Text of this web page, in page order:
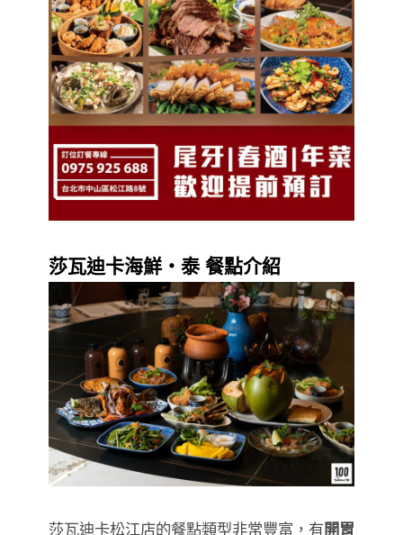
莎瓦迪卡海鮮・泰 餐點介紹
莎瓦迪卡松江店的餐點類型非常豐富，有開胃